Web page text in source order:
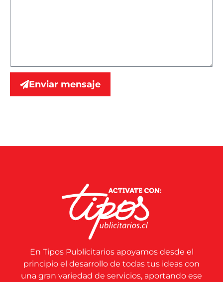
Enviar mensaje
En Tipos Publicitarios apoyamos desde el
principio el desarrollo de todas tus ideas con
una gran variedad de servicios, aportando ese